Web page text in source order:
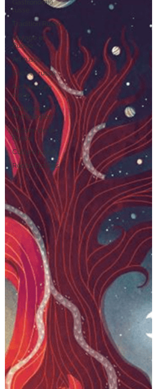
Gastronomie
russe
Tradition Russe
Voyage en
Russie
Art russe
Société russe
Architecture
russe
Religions et
Mythologies
Histoire de la
Russie
Culture russe
Récits-Fictions